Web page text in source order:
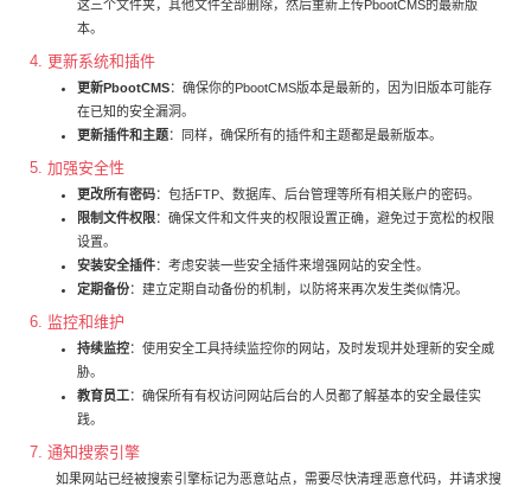
这三个文件夹，其他文件全部删除，然后重新上传PbootCMS的最新版
本。
4. 更新系统和插件
更新PbootCMS：确保你的PbootCMS版本是最新的，因为旧版本可能存
在已知的安全漏洞。
更新插件和主题：同样，确保所有的插件和主题都是最新版本。
5. 加强安全性
更改所有密码：包括FTP、数据库、后台管理等所有相关账户的密码。
限制文件权限：确保文件和文件夹的权限设置正确，避免过于宽松的权限
设置。
安装安全插件：考虑安装一些安全插件来增强网站的安全性。
定期备份：建立定期自动备份的机制，以防将来再次发生类似情况。
6. 监控和维护
持续监控：使用安全工具持续监控你的网站，及时发现并处理新的安全威
胁。
教育员工：确保所有有权访问网站后台的人员都了解基本的安全最佳实
践。
7. 通知搜索引擎
如果网站已经被搜索引擎标记为恶意站点，需要尽快清理恶意代码，并请求搜